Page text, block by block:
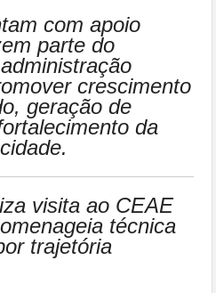
com apoio
parte do
crescimento
geração de
da
visita ao CEAE
técnica
trajetória